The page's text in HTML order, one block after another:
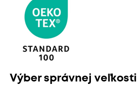
Výber správnej veľkosti